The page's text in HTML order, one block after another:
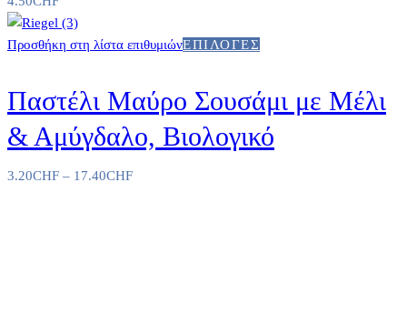
Προσθήκη στη λίστα επιθυμιώνΕΠΙΛΟΓΈΣ
Παστέλι Μαύρο Σουσάμι με Μέλι
& Αμύγδαλο, Βιολογικό
3.20CHF – 17.40CHF